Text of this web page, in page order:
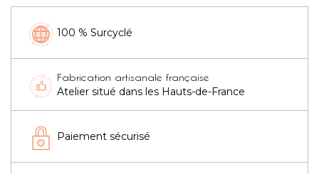
100 % Surcyclé
Fabrication artisanale française
Atelier situé dans les Hauts-de-France
Paiement sécurisé